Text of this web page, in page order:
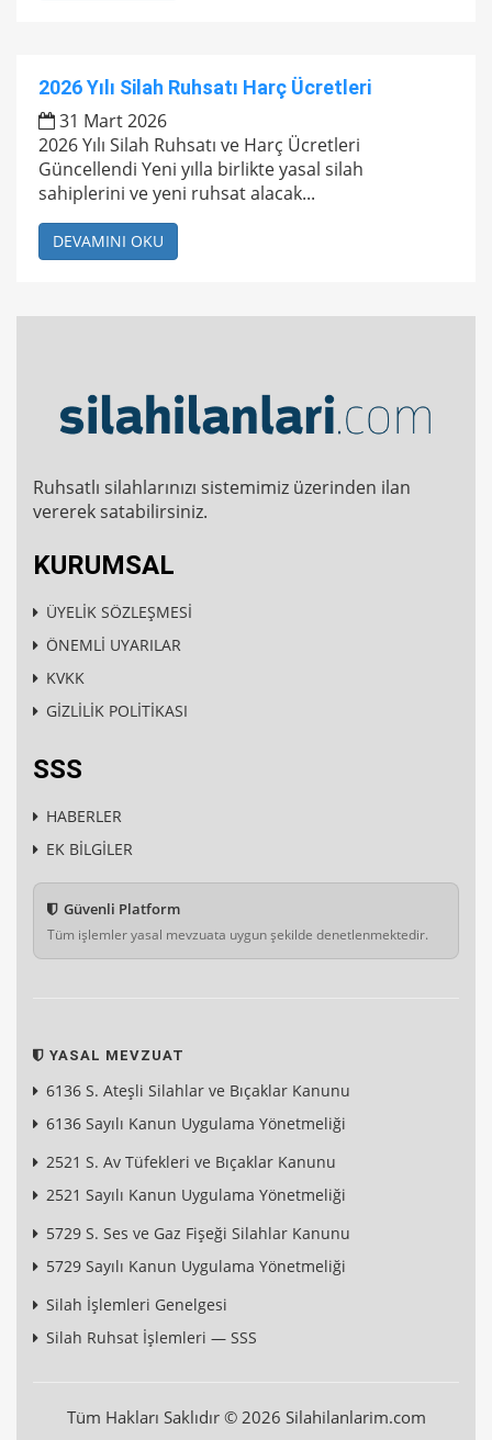
2026 Yılı Silah Ruhsatı Harç Ücretleri
31 Mart 2026
2026 Yılı Silah Ruhsatı ve Harç Ücretleri
Güncellendi Yeni yılla birlikte yasal silah
sahiplerini ve yeni ruhsat alacak...
DEVAMINI OKU
Ruhsatlı silahlarınızı sistemimiz üzerinden ilan
vererek satabilirsiniz.
KURUMSAL
ÜYELİK SÖZLEŞMESİ
ÖNEMLİ UYARILAR
KVKK
GİZLİLİK POLİTİKASI
SSS
HABERLER
EK BİLGİLER
Güvenli Platform
Tüm işlemler yasal mevzuata uygun şekilde denetlenmektedir.
YASAL MEVZUAT
6136 S. Ateşli Silahlar ve Bıçaklar Kanunu
6136 Sayılı Kanun Uygulama Yönetmeliği
2521 S. Av Tüfekleri ve Bıçaklar Kanunu
2521 Sayılı Kanun Uygulama Yönetmeliği
5729 S. Ses ve Gaz Fişeği Silahlar Kanunu
5729 Sayılı Kanun Uygulama Yönetmeliği
Silah İşlemleri Genelgesi
Silah Ruhsat İşlemleri — SSS
Tüm Hakları Saklıdır © 2026 Silahilanlarim.com